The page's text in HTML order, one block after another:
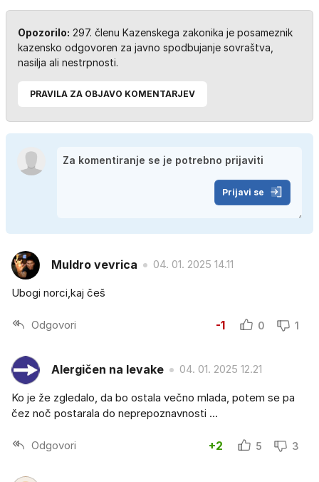
Opozorilo: 297. členu Kazenskega zakonika je posameznik
kazensko odgovoren za javno spodbujanje sovraštva,
nasilja ali nestrpnosti.
PRAVILA ZA OBJAVO KOMENTARJEV
Prijavi se
Muldro vevrica 04. 01. 2025 14.11
Ubogi norci,kaj češ
Odgovori -1 0 1
Alergičen na levake 04. 01. 2025 12.21
Ko je že zgledalo, da bo ostala večno mlada, potem se pa
čez noč postarala do neprepoznavnosti ...
Odgovori +2 5 3